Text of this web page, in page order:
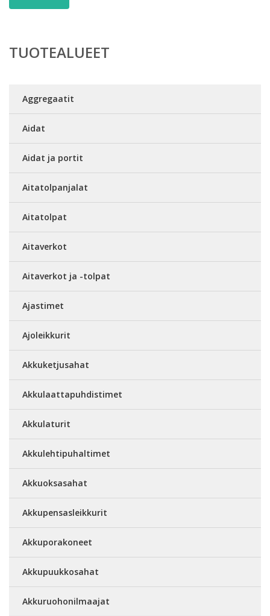
TUOTEALUEET
Aggregaatit
Aidat
Aidat ja portit
Aitatolpanjalat
Aitatolpat
Aitaverkot
Aitaverkot ja -tolpat
Ajastimet
Ajoleikkurit
Akkuketjusahat
Akkulaattapuhdistimet
Akkulaturit
Akkulehtipuhaltimet
Akkuoksasahat
Akkupensasleikkurit
Akkuporakoneet
Akkupuukkosahat
Akkuruohonilmaajat